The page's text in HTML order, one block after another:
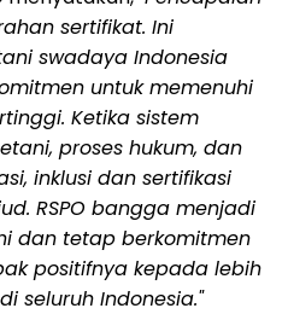
sertifikat. Ini
swadaya Indonesia
untuk memenuhi
Ketika sistem
proses hukum, dan
inklusi dan sertifikasi
RSPO bangga menjadi
dan tetap berkomitmen
positifnya kepada lebih
seluruh Indonesia."